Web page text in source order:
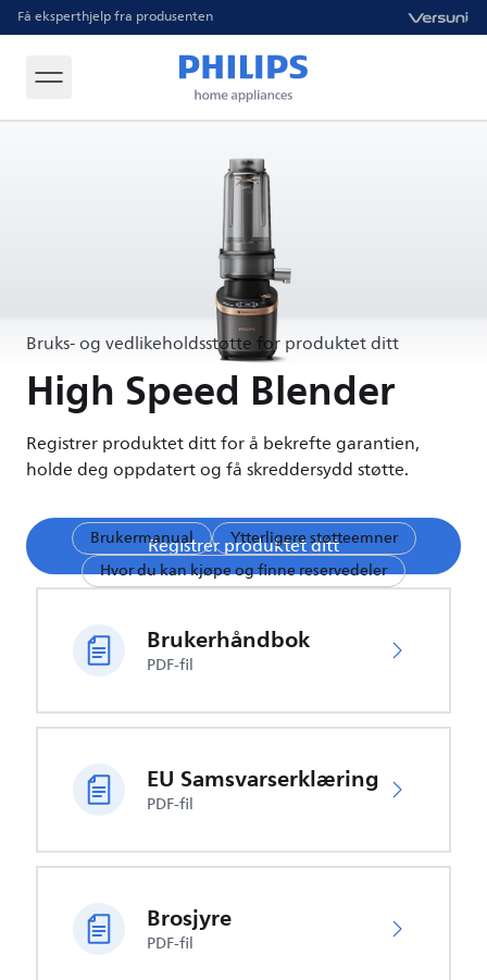
Få eksperthjelp fra produsenten
Bruks- og vedlikeholdsstøtte for produktet ditt
High Speed Blender
Registrer produktet ditt for å bekrefte garantien,
holde deg oppdatert og få skreddersydd støtte.
Registrer produktet ditt
Brukermanual
Ytterligere støtteemner
Hvor du kan kjøpe og finne reservedeler
Brukerhåndbok
PDF-fil
EU Samsvarserklæring
PDF-fil
Brosjyre
PDF-fil